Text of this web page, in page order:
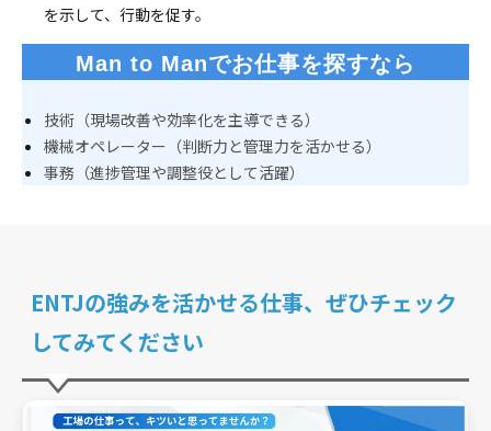
を示して、行動を促す。
Man to Manでお仕事を探すなら
技術（現場改善や効率化を主導できる）
機械オペレーター（判断力と管理力を活かせる）
事務（進捗管理や調整役として活躍）
ENTJの強みを活かせる仕事、ぜひチェック
してみてください